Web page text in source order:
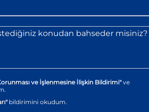
ve İşlenmesine İlişkin Bildirimi"ve
bildirimini okudum.